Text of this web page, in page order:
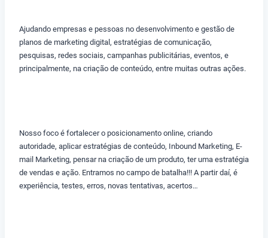
Ajudando empresas e pessoas no desenvolvimento e gestão de
planos de marketing digital, estratégias de comunicação,
pesquisas, redes sociais, campanhas publicitárias, eventos, e
principalmente, na criação de conteúdo, entre muitas outras ações.
Nosso foco é fortalecer o posicionamento online, criando
autoridade, aplicar estratégias de conteúdo, Inbound Marketing, E-
mail Marketing, pensar na criação de um produto, ter uma estratégia
de vendas e ação. Entramos no campo de batalha!!! A partir daí, é
experiência, testes, erros, novas tentativas, acertos…